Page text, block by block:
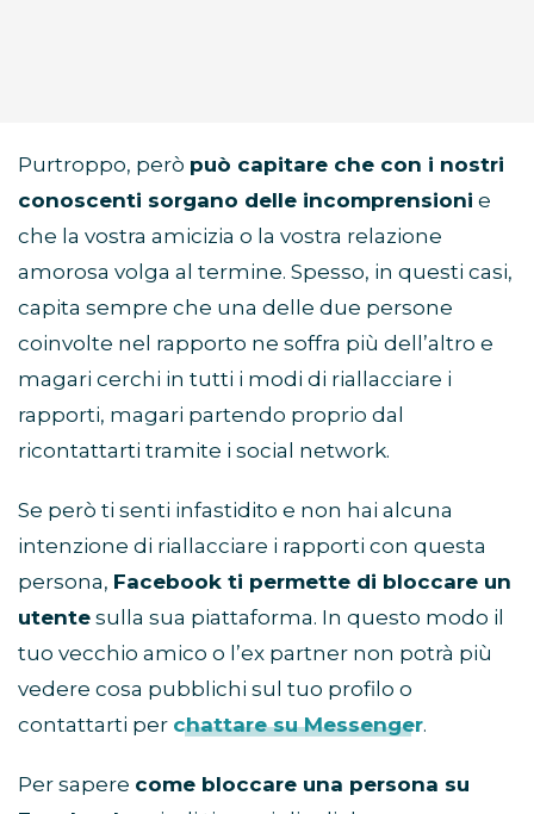
Purtroppo, però può capitare che con i nostri
conoscenti sorgano delle incomprensioni e
che la vostra amicizia o la vostra relazione
amorosa volga al termine. Spesso, in questi casi,
capita sempre che una delle due persone
coinvolte nel rapporto ne soffra più dell’altro e
magari cerchi in tutti i modi di riallacciare i
rapporti, magari partendo proprio dal
ricontattarti tramite i social network.
Se però ti senti infastidito e non hai alcuna
intenzione di riallacciare i rapporti con questa
persona, Facebook ti permette di bloccare un
utente sulla sua piattaforma. In questo modo il
tuo vecchio amico o l’ex partner non potrà più
vedere cosa pubblichi sul tuo profilo o
contattarti per chattare su Messenger.
Per sapere come bloccare una persona su